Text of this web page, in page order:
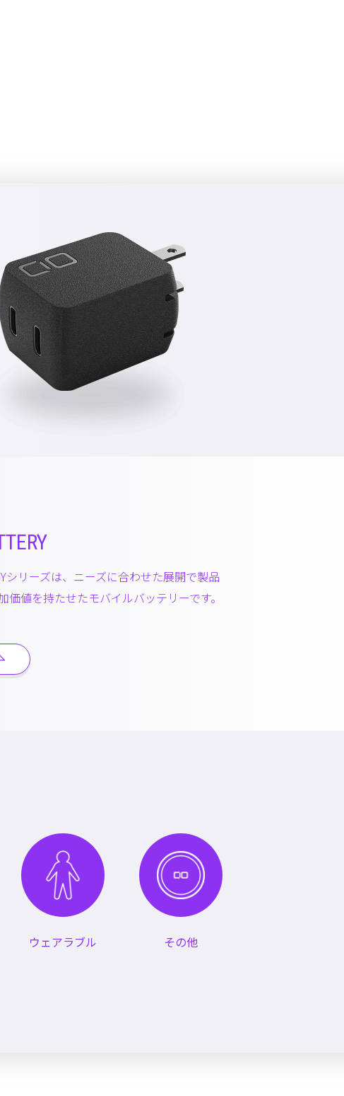
シリーズは、ニーズに合わせた展開で製品
価値を持たせたモバイルバッテリーです。
ウェアラブル その他